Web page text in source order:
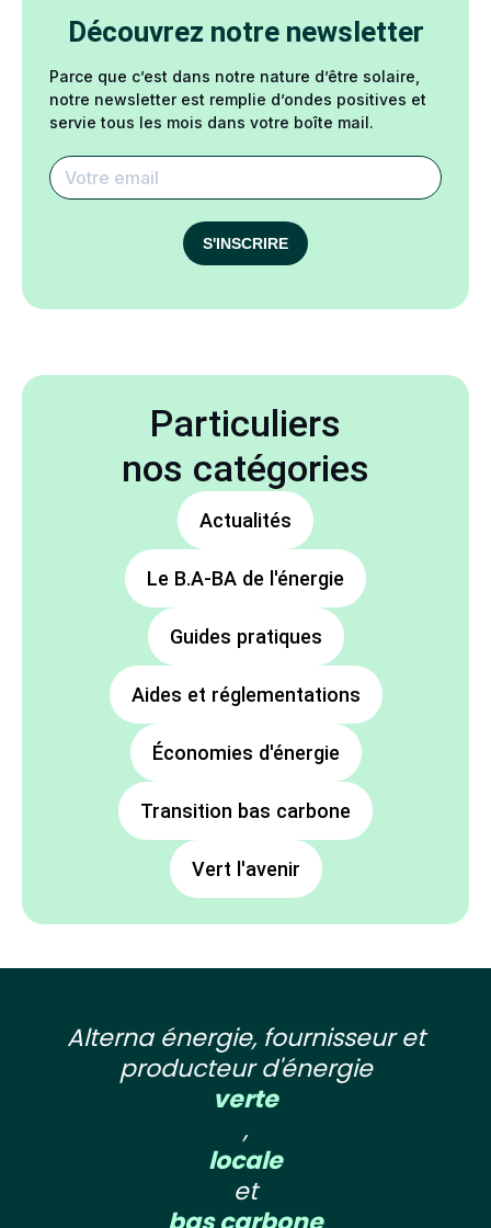
Découvrez notre newsletter
Parce que c’est dans notre nature d’être solaire,
notre newsletter est remplie d’ondes positives et
servie tous les mois dans votre boîte mail.
S'INSCRIRE
Particuliers
nos catégories
Actualités
Le B.A-BA de l'énergie
Guides pratiques
Aides et réglementations
Économies d'énergie
Transition bas carbone
Vert l'avenir
Alterna énergie, fournisseur et
producteur d'énergie
verte
,
locale
et